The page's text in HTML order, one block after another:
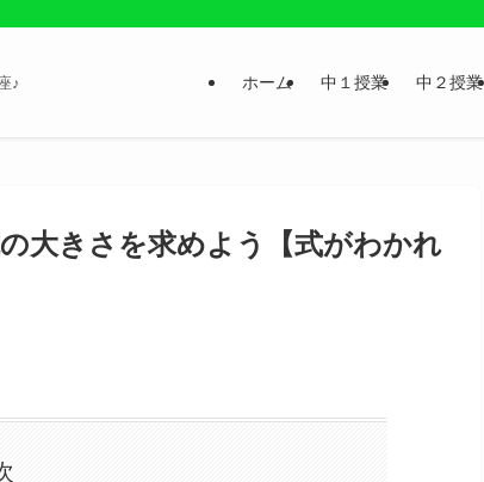
♪ ホーム 中１授業 中２授業
大きさを求めよう【式がわかれ